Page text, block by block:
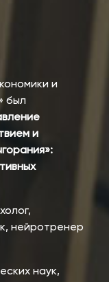
и
был
и
нейротренер
наук,